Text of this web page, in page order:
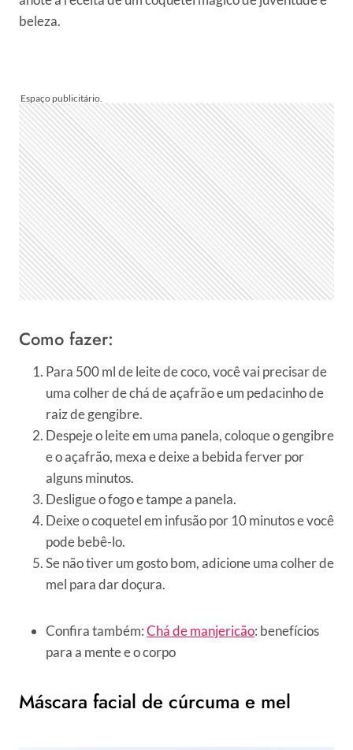
beleza.
Como fazer:
Para 500 ml de leite de coco, você vai precisar de
uma colher de chá de açafrão e um pedacinho de
raiz de gengibre.
Despeje o leite em uma panela, coloque o gengibre
e o açafrão, mexa e deixe a bebida ferver por
alguns minutos.
Desligue o fogo e tampe a panela.
Deixe o coquetel em infusão por 10 minutos e você
pode bebê-lo.
Se não tiver um gosto bom, adicione uma colher de
mel para dar doçura.
Confira também:Chá de manjericão: benefícios
para a mente e o corpo
Máscara facial de cúrcuma e mel